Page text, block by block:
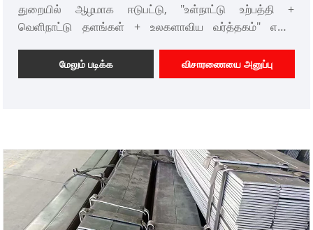
துறையில் ஆழமாக ஈடுபட்டு, "உள்நாட்டு உற்பத்தி +
வெளிநாட்டு தளங்கள் + உலகளாவிய வர்த்தகம்" என்ற
உருவாக்குகிறது. சர்வதேச உற்பத்தித் தரநிலைகள் மற்றும்
நிலையான விநியோகச் சங்கிலியை நம்பி, எங்களின் முக்கிய
தேசிய தரநிலை துல்லியம், உயர்தர Q235B/Q355B
பொருட்கள், நீண்டகால அரிப்பு பாதுகாப்பு, முழு விவரக்குறிப்பு
இருப்பு மற்றும் தரமற்ற தனிப்பயனாக்குதல் திறன்களுக்கான
ஹாட் டிப் கால்வனைசிங் ஆகியவற்றை ஒருங்கிணைக்கிறது.
இது பொறியியல் கொள்முதலில் ஐந்து முக்கிய வலி
மேலும் படிக்க விசாரணையை அனுப்பு